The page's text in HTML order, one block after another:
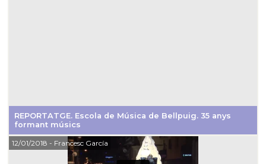
REPORTATGE. Escola de Música de Bellpuig. 35 anys
formant músics
12/01/2018 - Francesc García